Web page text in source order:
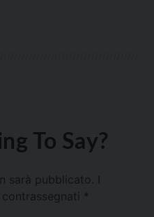
To Say?
sarà pubblicato.
*